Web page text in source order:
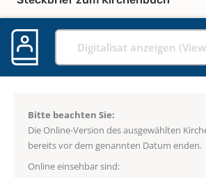
Digitalisat anzeigen
Bitte beachten Sie:
Die Online-Version des ausgewählten
bereits vor dem genannten Datum enden.
Online einsehbar sind: